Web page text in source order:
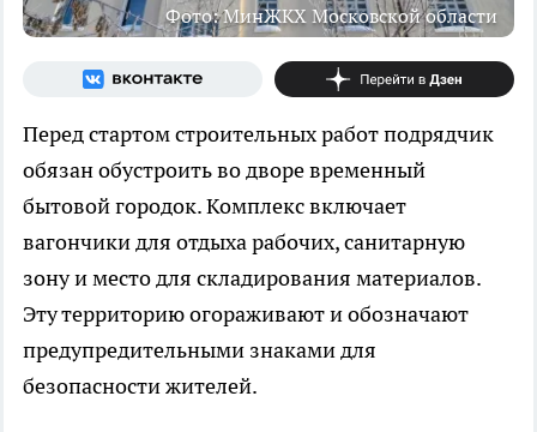
Фото: МинЖКХ Московской области
Перед стартом строительных работ подрядчик
обязан обустроить во дворе временный
бытовой городок. Комплекс включает
вагончики для отдыха рабочих, санитарную
зону и место для складирования материалов.
Эту территорию огораживают и обозначают
предупредительными знаками для
безопасности жителей.